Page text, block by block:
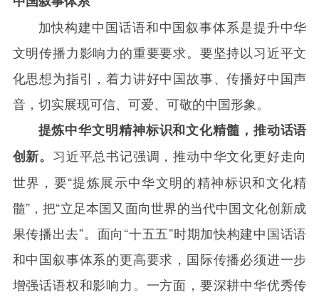
加快构建中国话语和中国叙事体系是提升中华
文明传播力影响力的重要要求。要坚持以习近平文
化思想为指引，着力讲好中国故事、传播好中国声
音，切实展现可信、可爱、可敬的中国形象。
提炼中华文明精神标识和文化精髓，推动话语
创新。 习近平总书记强调，推动中华文化更好走向
世界，要“提炼展示中华文明的精神标识和文化精
髓”，把“立足本国又面向世界的当代中国文化创新成
果传播出去”。面向“十五五”时期加快构建中国话语
和中国叙事体系的更高要求，国际传播必须进一步
增强话语权和影响力。一方面，要深耕中华优秀传